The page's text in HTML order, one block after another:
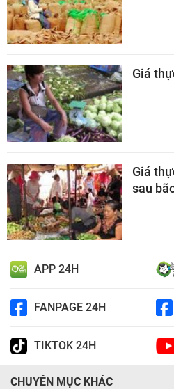
Giá
Giá
sau
APP 24H
FANPAGE 24H
TIKTOK 24H
CHUYÊN MỤC KHÁC